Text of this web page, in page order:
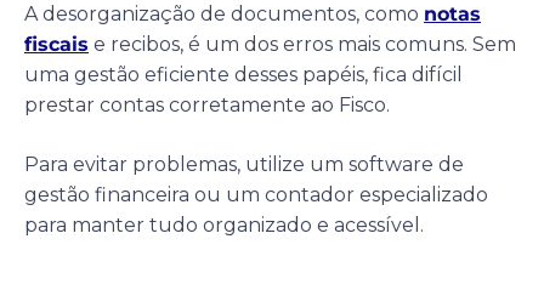
A desorganização de documentos, como notas
fiscais e recibos, é um dos erros mais comuns. Sem
uma gestão eficiente desses papéis, fica difícil
prestar contas corretamente ao Fisco.
Para evitar problemas, utilize um software de
gestão financeira ou um contador especializado
para manter tudo organizado e acessível.